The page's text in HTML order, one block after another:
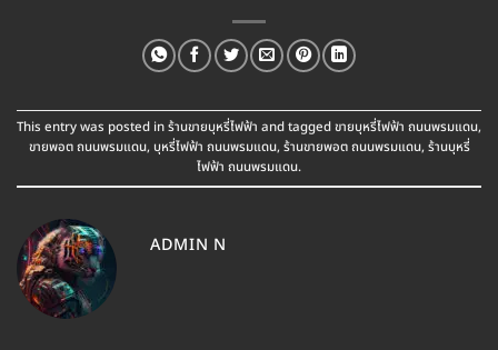
This entry was posted inร้านขายบุหรี่ไฟฟ้า and taggedขายบุหรี่ไฟฟ้า ถนนพรมแดน,
ขายพอต ถนนพรมแดน, บุหรี่ไฟฟ้า ถนนพรมแดน, ร้านขายพอต ถนนพรมแดน, ร้านบุหรี่
ไฟฟ้า ถนนพรมแดน.
ADMIN N